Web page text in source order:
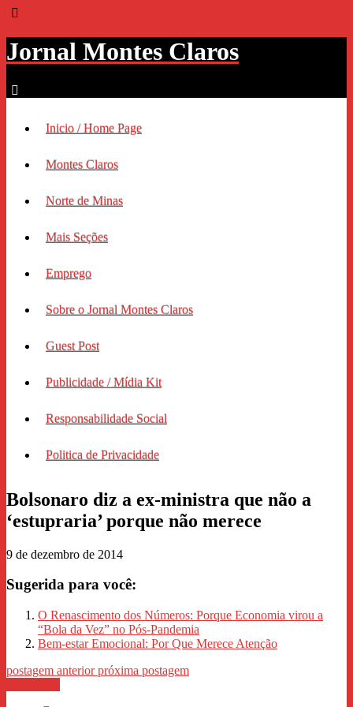
Jornal Montes Claros
Inicio / Home Page
Montes Claros
Norte de Minas
Mais Seções
Emprego
Sobre o Jornal Montes Claros
Guest Post
Publicidade / Mídia Kit
Responsabilidade Social
Politica de Privacidade
Bolsonaro diz a ex-ministra que não a
‘estupraria’ porque não merece
9 de dezembro de 2014
Sugerida para você:
O Renascimento dos Números: Porque Economia virou a
“Bola da Vez” no Pós-Pandemia
Bem-estar Emocional: Por Que Merece Atenção
postagem anteriorpróxima postagem